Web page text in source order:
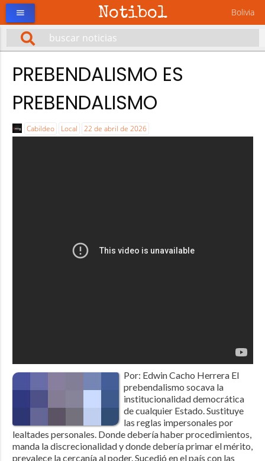
Notibol Bolivia
menu
PREBENDALISMO ES
PREBENDALISMO
Cabildeo Local 22 de abril de 2026
Por: Edwin Cacho Herrera El
prebendalismo socava la
institucionalidad democrática
de cualquier Estado. Sustituye
las reglas impersonales por
lealtades personales. Donde debería haber procedimientos,
manda la discrecionalidad y donde debería primar el mérito,
prevalece la cercanía al poder. Sucedió en el país con las